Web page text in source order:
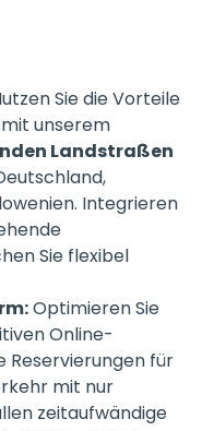
Sie die Vorteile
unserem
Landstraßen
Integrieren
Sie flexibel
Optimieren Sie
Online-
Reservierungen für
mit nur
zeitaufwändige